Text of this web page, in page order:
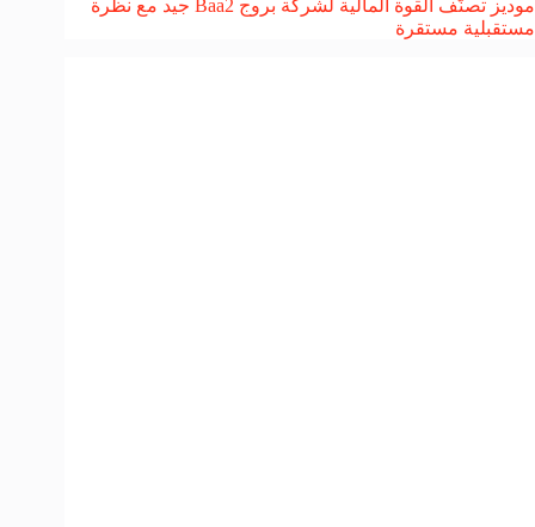
موديز تصنّف القوة المالية لشركة بروج Baa2 جيد مع نظرة
مستقبلية مستقرة